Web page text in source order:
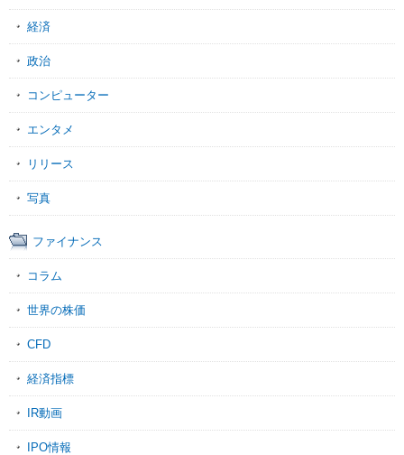
経済
政治
コンピューター
エンタメ
リリース
写真
ファイナンス
コラム
世界の株価
CFD
経済指標
IR動画
IPO情報